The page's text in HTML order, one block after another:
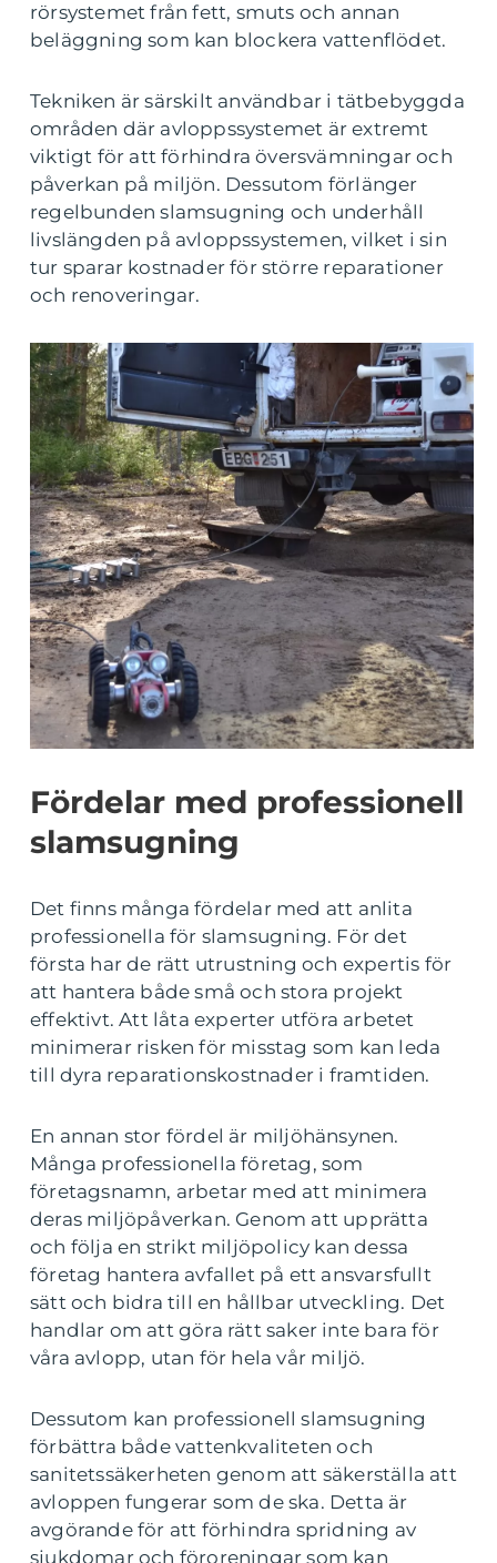
rörsystemet från fett, smuts och annan
beläggning som kan blockera vattenflödet.
Tekniken är särskilt användbar i tätbebyggda
områden där avloppssystemet är extremt
viktigt för att förhindra översvämningar och
påverkan på miljön. Dessutom förlänger
regelbunden slamsugning och underhåll
livslängden på avloppssystemen, vilket i sin
tur sparar kostnader för större reparationer
och renoveringar.
Fördelar med professionell
slamsugning
Det finns många fördelar med att anlita
professionella för slamsugning. För det
första har de rätt utrustning och expertis för
att hantera både små och stora projekt
effektivt. Att låta experter utföra arbetet
minimerar risken för misstag som kan leda
till dyra reparationskostnader i framtiden.
En annan stor fördel är miljöhänsynen.
Många professionella företag, som
företagsnamn, arbetar med att minimera
deras miljöpåverkan. Genom att upprätta
och följa en strikt miljöpolicy kan dessa
företag hantera avfallet på ett ansvarsfullt
sätt och bidra till en hållbar utveckling. Det
handlar om att göra rätt saker inte bara för
våra avlopp, utan för hela vår miljö.
Dessutom kan professionell slamsugning
förbättra både vattenkvaliteten och
sanitetssäkerheten genom att säkerställa att
avloppen fungerar som de ska. Detta är
avgörande för att förhindra spridning av
sjukdomar och föroreningar som kan